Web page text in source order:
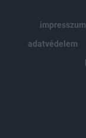
impresszum
adatvédelem